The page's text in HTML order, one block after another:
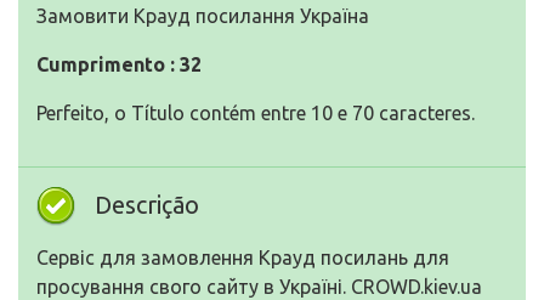
Замовити Крауд посилання Україна
Cumprimento : 32
Perfeito, o Título contém entre 10 e 70 caracteres.
Descrição
Сервіс для замовлення Крауд посилань для
просування свого сайту в Україні. CROWD.kiev.ua